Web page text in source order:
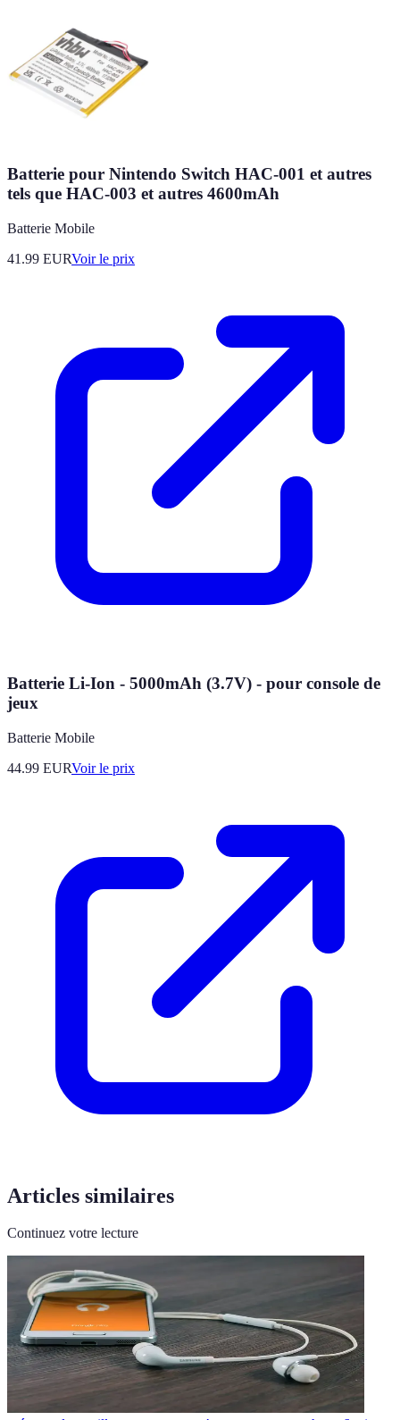
Batterie pour Nintendo Switch HAC-001 et autres
tels que HAC-003 et autres 4600mAh
Batterie Mobile
41.99 EURVoir le prix
Batterie Li-Ion - 5000mAh (3.7V) - pour console de
jeux
Batterie Mobile
44.99 EURVoir le prix
Articles similaires
Continuez votre lecture